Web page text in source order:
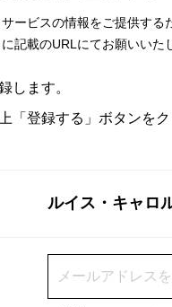
ービスの情報をご提供する
記載のURLにてお願いいた
します。
「登録する」ボタンをク
ルイス・キャロ